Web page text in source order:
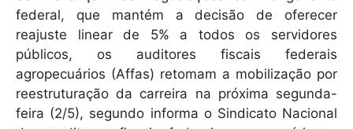
p
o
k
federal, que mantém a decisão de oferecer
reajuste linear de 5% a todos os servidores
públicos, os auditores fiscais federais
agropecuários (Affas) retomam a mobilização por
reestruturação da carreira na próxima segunda-
feira (2/5), segundo informa o Sindicato Nacional